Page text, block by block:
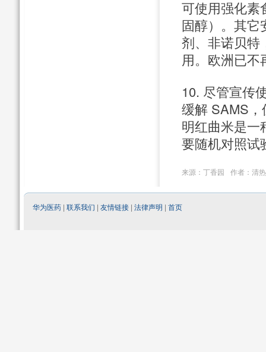
可使用强化素
固醇）。其它
剂、非诺贝特
用。欧洲已不
10. 尽管宣传
缓解 SAMS
明红曲米是一
要随机对照试
来源： 丁香园 作者：清
华为医药 联系我们 友情链接 法律声明 首页